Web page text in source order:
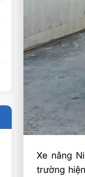
Xe nâng
trường